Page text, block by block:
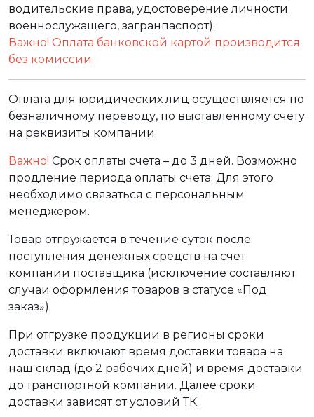
водительские права, удостоверение личности
военнослужащего, загранпаспорт).
Важно! Оплата банковской картой производится
без комиссии.
Оплата для юридических лиц осуществляется по
безналичному переводу, по выставленному счету
на реквизиты компании.
Важно! Срок оплаты счета – до 3 дней. Возможно
продление периода оплаты счета. Для этого
необходимо связаться с персональным
менеджером.
Товар отгружается в течение суток после
поступления денежных средств на счет
компании поставщика (исключение составляют
случаи оформления товаров в статусе «Под
заказ»).
При отгрузке продукции в регионы сроки
доставки включают время доставки товара на
наш склад (до 2 рабочих дней) и время доставки
до транспортной компании. Далее сроки
доставки зависят от условий ТК.